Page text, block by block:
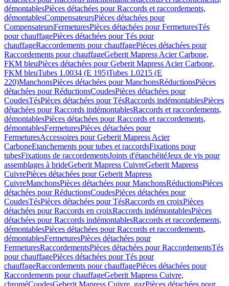
démontablesPièces détachées pour Raccords et raccordements,
démontablesCompensateursPièces détachées pour
CompensateursFermeturesPièces détachées pour FermeturesTés
pour chauffagePièces détachées pour Tés pour
chauffageRaccordements pour chauffagePièces détachées pour
Raccordements pour chauffageGeberit Mapress Acier Carbone,
FKM bleuPièces détachées pour Geberit Mapress Acier Carbone,
FKM bleuTubes 1.0034 (E 195)Tubes 1.0215 (E
220)ManchonsPièces détachées pour ManchonsRéductionsPièces
détachées pour RéductionsCoudesPièces détachées pour
CoudesTésPièces détachées pour TésRaccords indémontablesPièces
détachées pour Raccords indémontablesRaccords et raccordements,
démontablesPièces détachées pour Raccords et raccordements,
démontablesFermeturesPièces détachées pour
FermeturesAccessoires pour Geberit Mapress Acier
CarboneEtanchements pour tubes et raccordsFixations pour
tubesFixations de raccordementsJoints d'étanchéitéJeux de vis pour
assemblages à brideGeberit Mapress CuivreGeberit Mapress
CuivrePièces détachées pour Geberit Mapress
CuivreManchonsPièces détachées pour ManchonsRéductionsPièces
détachées pour RéductionsCoudesPièces détachées pour
CoudesTésPièces détachées pour TésRaccords en croixPièces
détachées pour Raccords en croixRaccords indémontablesPièces
détachées pour Raccords indémontablesRaccords et raccordements,
démontablesPièces détachées pour Raccords et raccordements,
démontablesFermeturesPièces détachées pour
FermeturesRaccordementsPièces détachées pour RaccordementsTés
pour chauffagePièces détachées pour Tés pour
chauffageRaccordements pour chauffagePièces détachées pour
Raccordements pour chauffageGeberit Mapress Cuivre,
chroméCoudesGeberit Mapress Cuivre, gazPièces détachées pour